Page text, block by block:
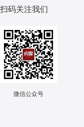
扫码关注我们
微信公众号